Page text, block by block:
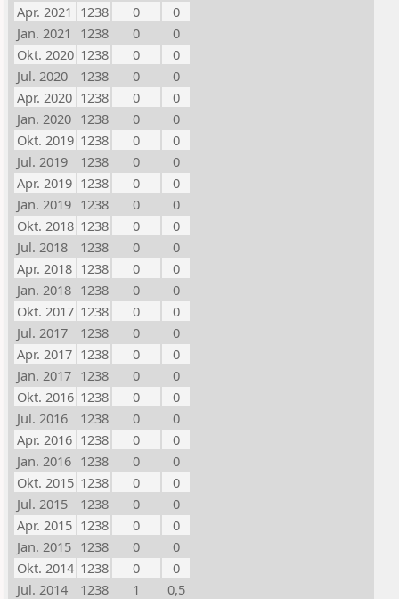
Apr. 2021 1238 0
0
Jan. 2021
1238 0
0
Okt. 2020 1238 0
0
Jul. 2020
1238 0
0
Apr. 2020 1238 0
0
Jan. 2020 1238 0
0
Okt. 2019 1238 0
0
Jul. 2019
1238 0
0
Apr. 2019 1238 0
0
Jan. 2019 1238 0
0
Okt. 2018 1238 0
0
Jul. 2018
1238 0
0
Apr. 2018 1238 0
0
Jan. 2018 1238 0
0
Okt. 2017 1238 0
0
Jul. 2017
1238 0
0
Apr. 2017 1238 0
0
Jan. 2017 1238 0
0
Okt. 2016 1238 0
0
Jul. 2016
1238 0
0
Apr. 2016 1238 0
0
Jan. 2016 1238 0
0
Okt. 2015 1238 0
0
Jul. 2015
1238 0
0
Apr. 2015 1238 0
0
Jan. 2015 1238 0
0
Okt. 2014 1238 0
0
Jul. 2014
1238 1
0,5